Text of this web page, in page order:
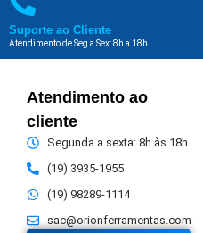
Suporte ao Cliente
Atendimento de Seg a Sex: 8h a 18h
Atendimento ao
cliente
Segunda a sexta: 8h às 18h
(19) 3935-1955
(19) 98289-1114
sac@orionferramentas.com